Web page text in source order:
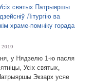
святых Патрыяршы
Літургію ва
храме-помніку горада
2019
у Нядзелю 1-ю пасля
Усіх святых,
Экзарх усяе